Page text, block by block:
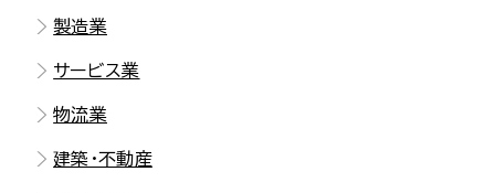
製造業
サービス業
物流業
建築・不動産